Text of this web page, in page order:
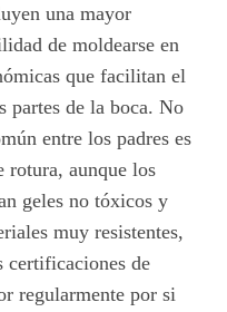
una mayor
de moldearse en
que facilitan el
partes de la boca. No
entre los padres es
rotura, aunque los
geles no tóxicos y
muy resistentes,
certificaciones de
regularmente por si